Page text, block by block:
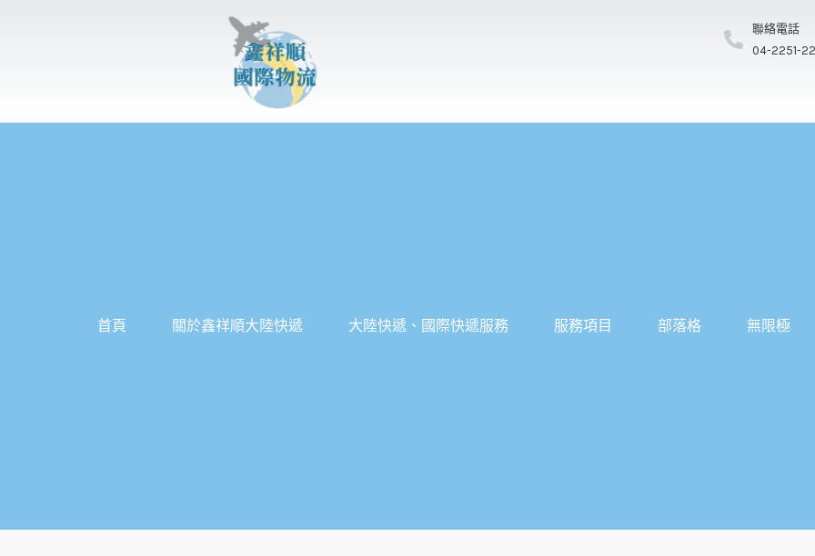
內
聯絡電話
04-2251-
首頁 關於鑫祥順大陸快遞 大陸快遞、國際快遞服務 服務項目 部落格 無限極